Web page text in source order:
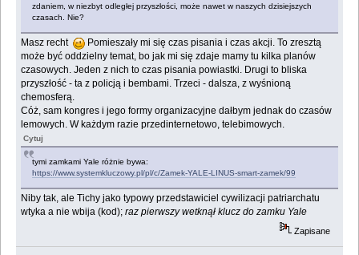
zdaniem, w niezbyt odległej przyszłości, może nawet w naszych dzisiejszych
czasach. Nie?
Masz recht
Pomieszały mi się czas pisania i czas akcji. To zresztą
może być oddzielny temat, bo jak mi się zdaje mamy tu kilka planów
czasowych. Jeden z nich to czas pisania powiastki. Drugi to bliska
przyszłość - ta z policją i bembami. Trzeci - dalsza, z wyśnioną
chemosferą.
Cóż, sam kongres i jego formy organizacyjne dałbym jednak do czasów
lemowych. W każdym razie przedinternetowo, telebimowych.
Cytuj
tymi zamkami Yale różnie bywa:
https://www.systemkluczowy.pl/pl/c/Zamek-YALE-LINUS-smart-zamek/99
Niby tak, ale Tichy jako typowy przedstawiciel cywilizacji patriarchatu
wtyka a nie wbija (kod);raz pierwszy wetknął klucz do zamku Yale
Zapisane